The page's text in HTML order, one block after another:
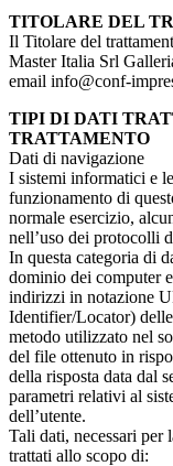
TITOLARE DEL
Il Titolare del
Master Italia Srl
email info@conf-
TIPI DI DATI
TRATTAMENTO
Dati di navigazione
I sistemi informatici e
funzionamento di
normale esercizio,
nell’uso dei protocolli
In questa categoria di
dominio dei computer
indirizzi in notazione
Identifier/Locator)
metodo utilizzato nel
del file ottenuto in
della risposta data dal
parametri relativi al
dell’utente.
Tali dati, necessari per
trattati allo scopo di: